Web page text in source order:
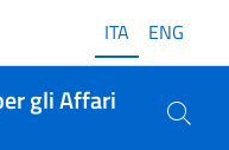
ITA ENG
gli Affari